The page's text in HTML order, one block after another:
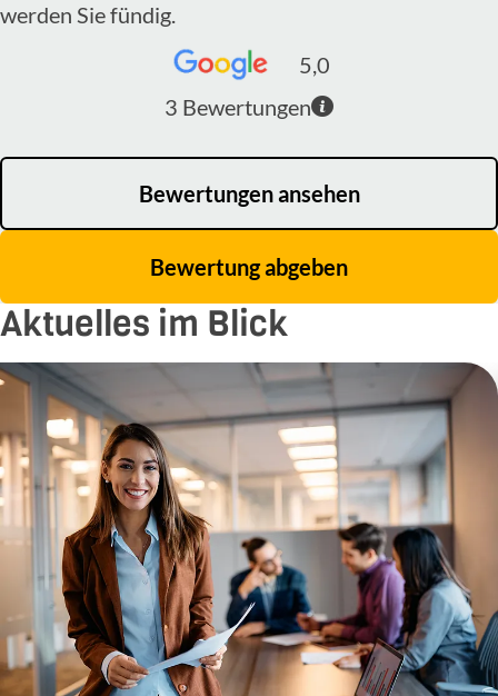
werden Sie fündig.
5,0
3 Bewertungen
Bewertungen ansehen
Bewertung abgeben
Aktuelles im Blick